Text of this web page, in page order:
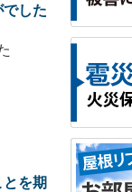
した
を期